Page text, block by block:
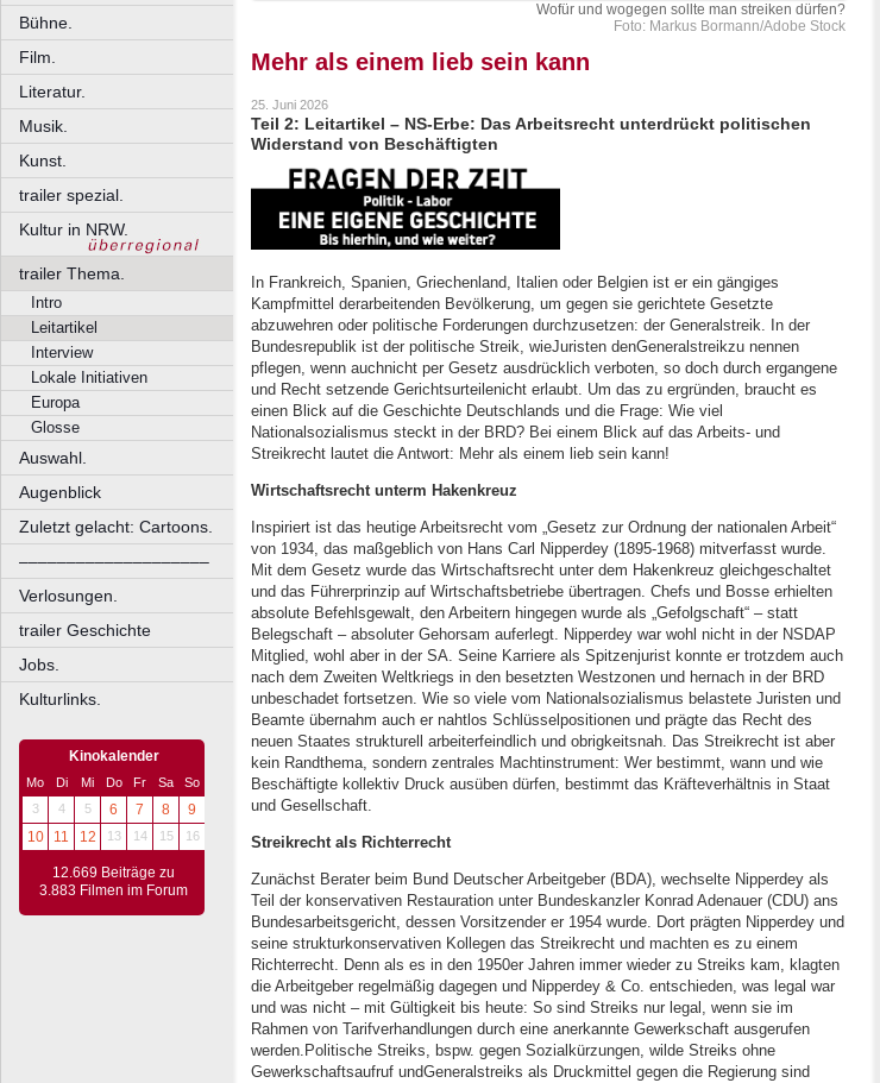
Bühne.
Film.
Literatur.
Musik.
Kunst.
trailer spezial.
Kultur in NRW.
trailer Thema.
Intro
Leitartikel
Interview
Lokale Initiativen
Europa
Glosse
Auswahl.
Augenblick
Zuletzt gelacht: Cartoons.
––––––––––––––––––––
Verlosungen.
trailer Geschichte
Jobs.
Kulturlinks.
Kinokalender
Mo Di Mi Do Fr Sa
So
3
4 5 6 7 8
9
10
11 12 13 14 15 16
12.669 Beiträge zu
3.883 Filmen im Forum
Wofür und wogegen sollte man streiken dürfen?
Foto: Markus Bormann/Adobe Stock
Mehr als einem lieb sein kann
25. Juni 2026
Teil 2: Leitartikel – NS-Erbe: Das Arbeitsrecht unterdrückt politischen
Widerstand von Beschäftigten
In Frankreich, Spanien, Griechenland, Italien oder Belgien ist er ein gängiges
Kampfmittel derarbeitenden Bevölkerung, um gegen sie gerichtete Gesetzte
abzuwehren oder politische Forderungen durchzusetzen: der Generalstreik. In der
Bundesrepublik ist der politische Streik, wieJuristen denGeneralstreikzu nennen
pflegen, wenn auchnicht per Gesetz ausdrücklich verboten, so doch durch ergangene
und Recht setzende Gerichtsurteilenicht erlaubt. Um das zu ergründen, braucht es
einen Blick auf die Geschichte Deutschlands und die Frage: Wie viel
Nationalsozialismus steckt in der BRD? Bei einem Blick auf das Arbeits- und
Streikrecht lautet die Antwort: Mehr als einem lieb sein kann!
Wirtschaftsrecht unterm Hakenkreuz
Inspiriert ist das heutige Arbeitsrecht vom „Gesetz zur Ordnung der nationalen Arbeit“
von 1934, das maßgeblich von Hans Carl Nipperdey (1895-1968) mitverfasst wurde.
Mit dem Gesetz wurde das Wirtschaftsrecht unter dem Hakenkreuz gleichgeschaltet
und das Führerprinzip auf Wirtschaftsbetriebe übertragen. Chefs und Bosse erhielten
absolute Befehlsgewalt, den Arbeitern hingegen wurde als „Gefolgschaft“ – statt
Belegschaft – absoluter Gehorsam auferlegt. Nipperdey war wohl nicht in der NSDAP
Mitglied, wohl aber in der SA. Seine Karriere als Spitzenjurist konnte er trotzdem auch
nach dem Zweiten Weltkriegs in den besetzten Westzonen und hernach in der BRD
unbeschadet fortsetzen. Wie so viele vom Nationalsozialismus belastete Juristen und
Beamte übernahm auch er nahtlos Schlüsselpositionen und prägte das Recht des
neuen Staates strukturell arbeiterfeindlich und obrigkeitsnah. Das Streikrecht ist aber
kein Randthema, sondern zentrales Machtinstrument: Wer bestimmt, wann und wie
Beschäftigte kollektiv Druck ausüben dürfen, bestimmt das Kräfteverhältnis in Staat
und Gesellschaft.
Streikrecht als Richterrecht
Zunächst Berater beim Bund Deutscher Arbeitgeber (BDA), wechselte Nipperdey als
Teil der konservativen Restauration unter Bundeskanzler Konrad Adenauer (CDU) ans
Bundesarbeitsgericht, dessen Vorsitzender er 1954 wurde. Dort prägten Nipperdey und
seine strukturkonservativen Kollegen das Streikrecht und machten es zu einem
Richterrecht. Denn als es in den 1950er Jahren immer wieder zu Streiks kam, klagten
die Arbeitgeber regelmäßig dagegen und Nipperdey & Co. entschieden, was legal war
und was nicht – mit Gültigkeit bis heute: So sind Streiks nur legal, wenn sie im
Rahmen von Tarifverhandlungen durch eine anerkannte Gewerkschaft ausgerufen
werden.Politische Streiks, bspw. gegen Sozialkürzungen, wilde Streiks ohne
Gewerkschaftsaufruf undGeneralstreiks als Druckmittel gegen die Regierung sind